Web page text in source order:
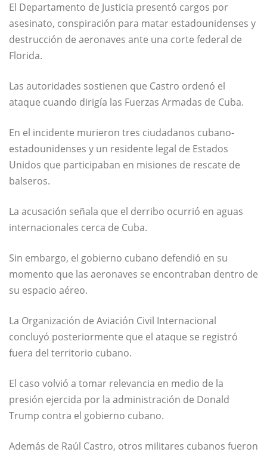
El Departamento de Justicia presentó cargos por
asesinato, conspiración para matar estadounidenses y
destrucción de aeronaves ante una corte federal de
Florida.
Las autoridades sostienen que Castro ordenó el
ataque cuando dirigía las Fuerzas Armadas de Cuba.
En el incidente murieron tres ciudadanos cubano-
estadounidenses y un residente legal de Estados
Unidos que participaban en misiones de rescate de
balseros.
La acusación señala que el derribo ocurrió en aguas
internacionales cerca de Cuba.
Sin embargo, el gobierno cubano defendió en su
momento que las aeronaves se encontraban dentro de
su espacio aéreo.
La Organización de Aviación Civil Internacional
concluyó posteriormente que el ataque se registró
fuera del territorio cubano.
El caso volvió a tomar relevancia en medio de la
presión ejercida por la administración de Donald
Trump contra el gobierno cubano.
Además de Raúl Castro, otros militares cubanos fueron